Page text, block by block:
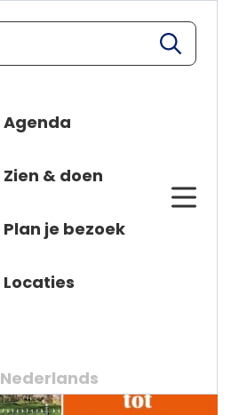
Agenda
Zien & doen
Plan je bezoek
Locaties
zoeken
Nederlands